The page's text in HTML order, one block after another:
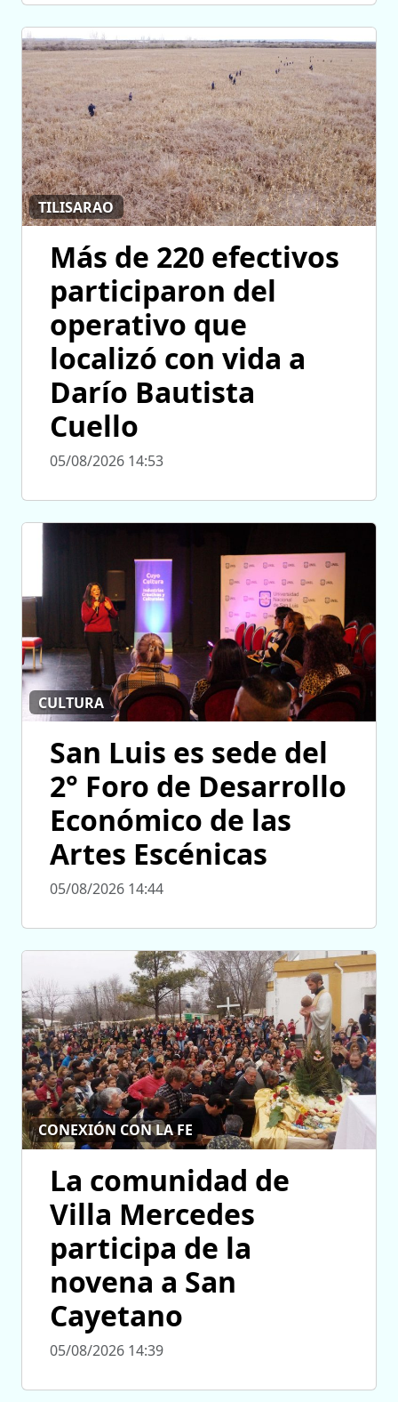
TILISARAO
Más de 220 efectivos
participaron del
operativo que
localizó con vida a
Darío Bautista
Cuello
05/08/2026 14:53
CULTURA
San Luis es sede del
2° Foro de Desarrollo
Económico de las
Artes Escénicas
05/08/2026 14:44
CONEXIÓN CON LA FE
La comunidad de
Villa Mercedes
participa de la
novena a San
Cayetano
05/08/2026 14:39